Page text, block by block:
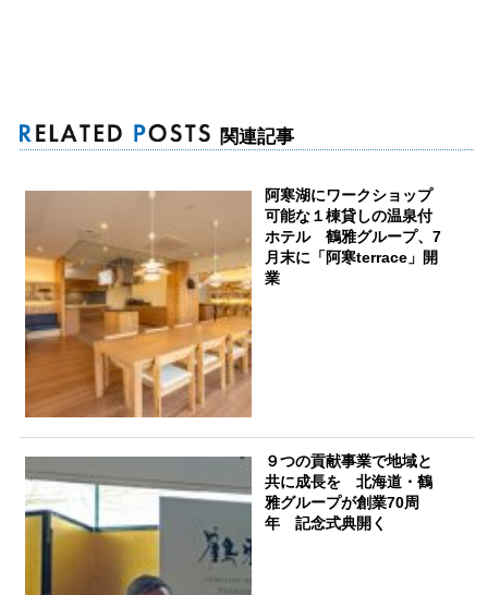
関連記事
阿寒湖にワークショップ
可能な１棟貸しの温泉付
ホテル 鶴雅グループ、7
月末に「阿寒terrace」開
業
９つの貢献事業で地域と
共に成長を 北海道・鶴
雅グループが創業70周
年 記念式典開く